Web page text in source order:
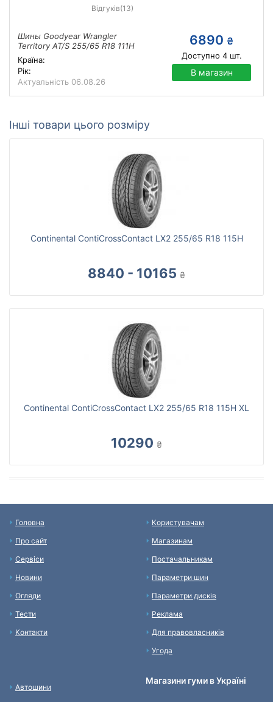
Відгуків(13)
Шины Goodyear Wrangler
Territory AT/S 255/65 R18 111H
Країна:
Рік:
Актуальність 06.08.26
6890 ₴
Доступно 4шт.
В магазин
Інші товари цього розміру
Continental ContiCrossContact LX2 255/65 R18 115H
8840 - 10165 ₴
Continental ContiCrossContact LX2 255/65 R18 115H XL
10290 ₴
Головна
Про сайт
Сервіси
Новини
Огляди
Тести
Контакти
Користувачам
Магазинам
Постачальникам
Параметри шин
Параметри дисків
Реклама
Для правовласників
Угода
Автошини
Магазини гуми в Україні